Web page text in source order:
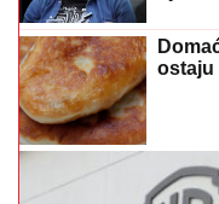
ostaju